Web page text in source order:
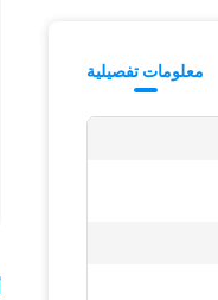
معلومات تفصيلية